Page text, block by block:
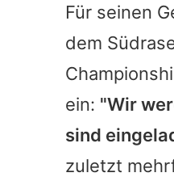
Für seinen
dem
ein: "Wir
sind
zuletzt